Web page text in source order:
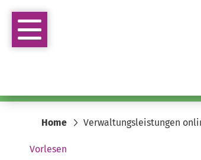
Home Verwaltungsleistungen
Vorlesen